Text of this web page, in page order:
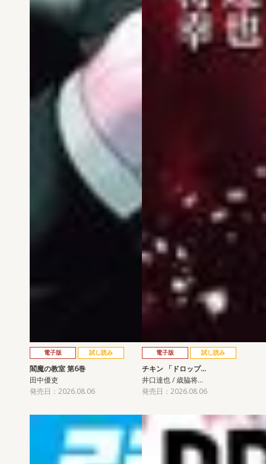
電子版 試し読み
閻魔の教室 第6巻
田中優吏
発売日：2026.08.06
電子版 試し読み
チキン 「ドロップ…
井口達也 / 歳脇将…
発売日：2026.08.06